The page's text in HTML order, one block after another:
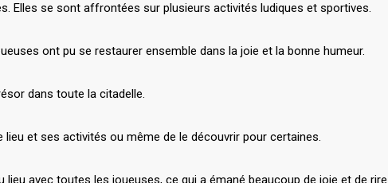
Elles se sont affrontées sur plusieurs activités ludiques et sportives.
ont pu se restaurer ensemble dans la joie et la bonne humeur.
dans toute la citadelle.
et ses activités ou même de le découvrir pour certaines.
lieu avec toutes les joueuses, ce qui a émané beaucoup de joie et de rire.